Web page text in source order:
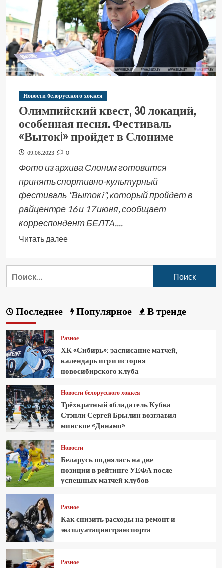
Новости белорусского хоккея
Олимпийский квест, 30 локаций,
особенная песня. Фестиваль
«Вытокi» пройдет в Слониме
09.06.2023 0
Фото из архива Слоним готовится
принять спортивно-культурный
фестиваль "Вытокi", который пройдет в
райцентре 16 и 17 июня, сообщает
корреспондент БЕЛТА....
Читать далее
Последнее Популярное В тренде
Разное
ХК «Сибирь»: расписание матчей,
календарь игр и история
новосибирского клуба
Новости белорусского хоккея
Трёхкратный обладатель Кубка
Стэнли Сергей Брылин возглавил
минское «Динамо»
Новости
Беларусь поднялась на две
позиции в рейтинге УЕФА после
успешных матчей клубов
Разное
Как снизить расходы на ремонт и
эксплуатацию транспорта
Разное